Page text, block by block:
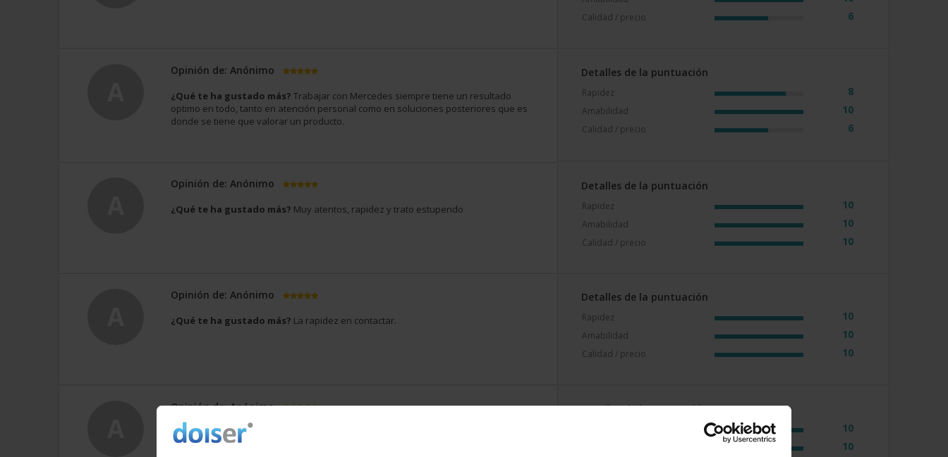
Calidad / precio 6
Opinión de: Anónimo
¿Qué te ha gustado más? Trabajar con Mercedes siempre tiene un resultado
optimo en todo, tanto en atención personal como en soluciones posteriores que es
donde se tiene que valorar un producto.
Detalles de la puntuación
Rapidez 8
Amabilidad 10
Calidad / precio 6
Opinión de: Anónimo
¿Qué te ha gustado más? Muy atentos, rapidez y trato estupendo
Detalles de la puntuación
Rapidez 10
Amabilidad 10
Calidad / precio 10
Opinión de: Anónimo
¿Qué te ha gustado más? La rapidez en contactar.
Detalles de la puntuación
Rapidez 10
Amabilidad 10
Calidad / precio 10
Opinión de: Anónimo
¿Qué te ha gustado más?
ofrecida
Detalles de la puntuación
10
10